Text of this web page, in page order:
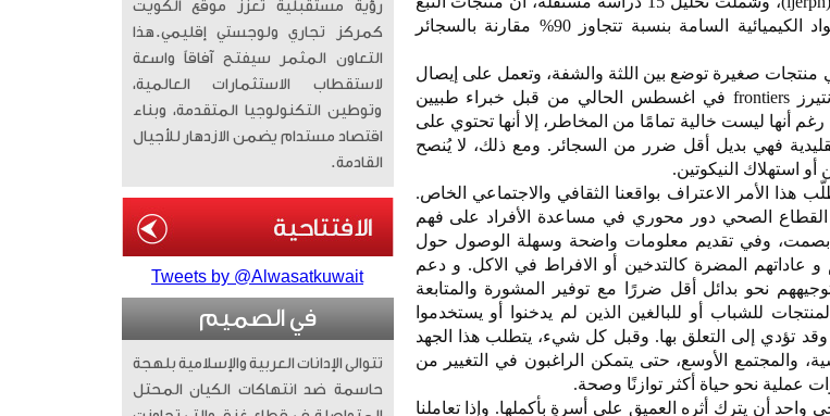
المسخَّن والسجائر الإلكترونية تُقلل من التعرّض للمواد الكيميائية السامة بنسبة تتجاوز 90% مقارنة بالسجائر
منتجات صغيرة توضع بين اللثة والشفة، وتعمل على إيصال
النيكوتين. تشير المراجعة العلمية المنشورة في فرونتيرز frontiers في اغسطس الحالي من قبل خبراء طبيين
أنها ليست خالية تمامًا من المخاطر، إلا أنها تحتوي على
فهي بديل أقل ضرر من السجائر. ومع ذلك، لا يُنصح
استهلاك النيكوتين.
الأمر الاعتراف بواقعنا الثقافي والاجتماعي الخاص.
الصحي دور محوري في مساعدة الأفراد على فهم
بصمت، وفي تقديم معلومات واضحة وسهلة الوصول حول
عاداتهم المضرة كالتدخين أو الافراط في الاكل. و دعم
نحو بدائل أقل ضررًا مع توفير المشورة والمتابعة
للشباب أو للبالغين الذين لم يدخنوا أو يستخدموا
وقد تؤدي إلى التعلق بها. وقبل كل شيء، يتطلب هذا الجهد
والمجتمع الأوسع، حتى يتمكن الراغبون في التغيير من
عملية نحو حياة أكثر توازنًا وصحة.
أن يترك أثره العميق على أسرةٍ بأكملها. وإذا تعاملنا
رؤية مستقبلية تعزز موقع الكويت
كمركز تجاري ولوجستي إقليمي. ​هذا
التعاون المثمر سيفتح آفاقاً واسعة
لاستقطاب الاستثمارات العالمية،
وتوطين التكنولوجيا المتقدمة، وبناء
اقتصاد مستدام يضمن الازدهار للأجيال
القادمة.
Tweets by @Alwasatkuwait
في الصميم
تتوالى الإدانات العربية والإسلامية بلهجة
حاسمة ضد انتهاكات الكيان المحتل